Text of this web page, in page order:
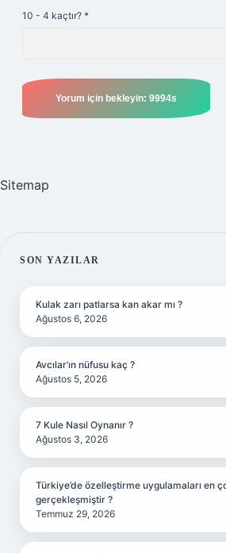
10 - 4 kaçtır? *
Sitemap
SIDEBAR
SON YAZILAR
Kulak zarı patlarsa kan akar mı ?
Ağustos 6, 2026
Avcılar’ın nüfusu kaç ?
Ağustos 5, 2026
7 Kule Nasıl Oynanır ?
Ağustos 3, 2026
Türkiye’de özelleştirme uygulamaları en
gerçekleşmiştir ?
Temmuz 29, 2026